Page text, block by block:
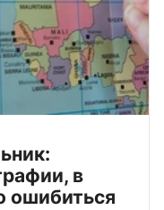
в
ошибиться